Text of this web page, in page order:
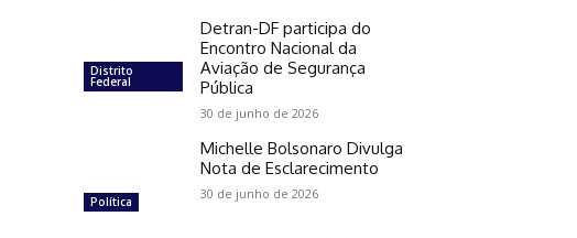
Distrito
Federal
Detran-DF participa do
Encontro Nacional da
Aviação de Segurança
Pública
30 de junho de 2026
Política
Michelle Bolsonaro Divulga
Nota de Esclarecimento
30 de junho de 2026